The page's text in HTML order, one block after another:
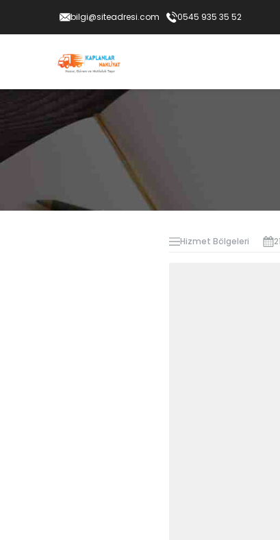
bilgi@siteadresi.com 0545 935 35 52
Hizmet Bölgeleri